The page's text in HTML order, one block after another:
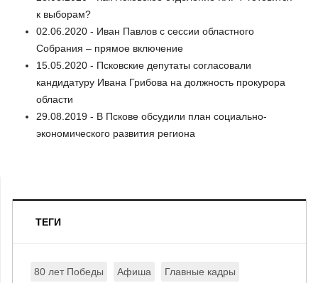
к выборам?
02.06.2020 - Иван Павлов с сессии областного
Собрания – прямое включение
15.05.2020 - Псковские депутаты согласовали
кандидатуру Ивана Грибова на должность прокурора
области
29.08.2019 - В Пскове обсудили план социально-
экономического развития региона
ТЕГИ
80 лет Победы Афиша Главные кадры